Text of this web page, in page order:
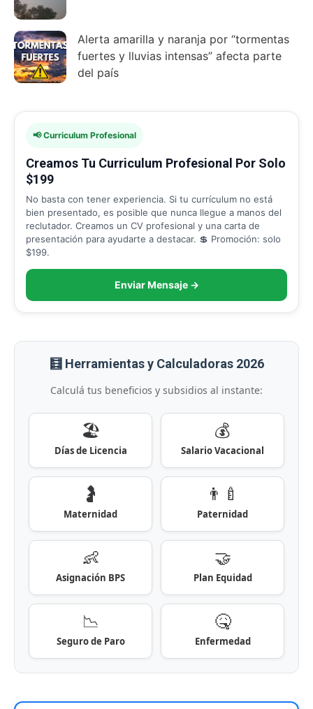
Alerta amarilla y naranja por “tormentas
fuertes y lluvias intensas” afecta parte
del país
📢 Curriculum Profesional
Creamos Tu Curriculum Profesional Por Solo
$199
No basta con tener experiencia. Si tu currículum no está
bien presentado, es posible que nunca llegue a manos del
reclutador. Creamos un CV profesional y una carta de
presentación para ayudarte a destacar. 💲 Promoción: solo
$199.
Enviar Mensaje →
🧮 Herramientas y Calculadoras 2026
Calculá tus beneficios y subsidios al instante:
🏖️
Días de Licencia
💰
Salario Vacacional
🤰
Maternidad
👨‍🍼
Paternidad
👶
Asignación BPS
🤝
Plan Equidad
📉
Seguro de Paro
🤒
Enfermedad